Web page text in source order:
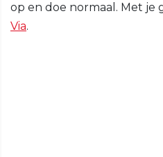
op en doe normaal. Met je
Via.